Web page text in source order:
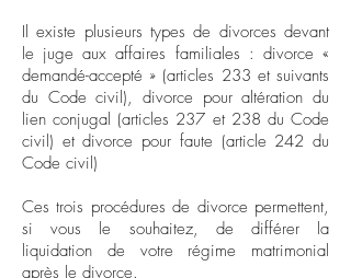
Il existe plusieurs types de divorces devant
le juge aux affaires familiales : divorce «
demandé-accepté » (articles 233 et suivants
du Code civil), divorce pour altération du
lien conjugal (articles 237 et 238 du Code
civil) et divorce pour faute (article 242 du
Code civil)
Ces trois procédures de divorce permettent,
si vous le souhaitez, de différer la
liquidation de votre régime matrimonial
après le divorce.